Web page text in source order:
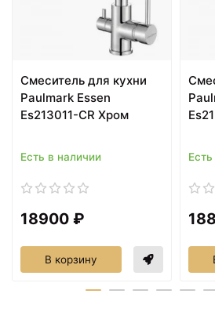
подводка, усиленное крепление,
подключения фильтра.
Смеситель для кухни
Paulmark Essen
Es213011-CR Хром
Есть в наличии
18900 ₽
В корзину